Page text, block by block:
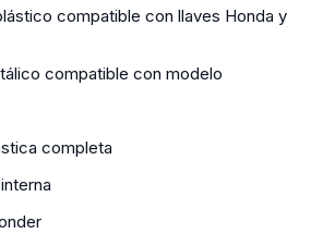
compatible con llaves Honda y
compatible con modelo
completa